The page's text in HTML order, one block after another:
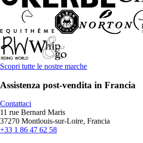
Scopri tutte le nostre marche
Assistenza post-vendita in Francia
Contattaci
11 rue Bernard Maris
37270 Montlouis-sur-Loire, Francia
+33 1 86 47 62 58